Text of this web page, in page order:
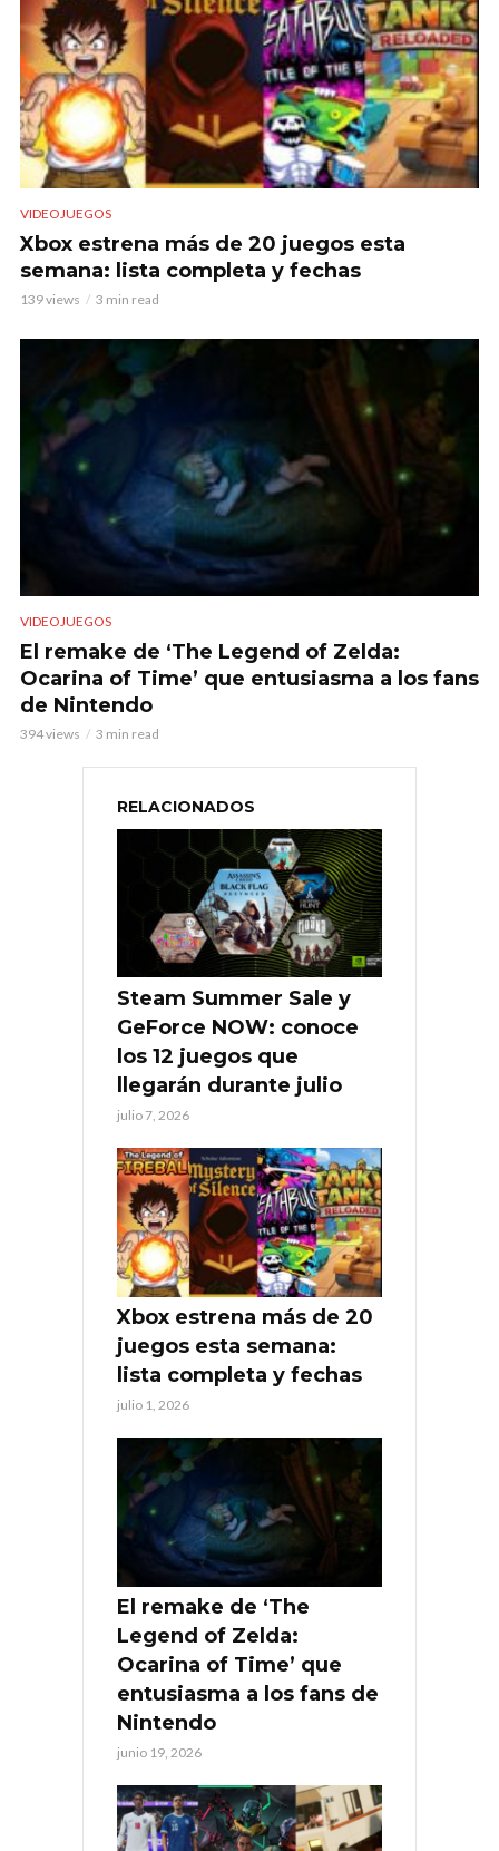
VIDEOJUEGOS
Xbox estrena más de 20 juegos esta
semana: lista completa y fechas
139 views 3 min read
VIDEOJUEGOS
El remake de ‘The Legend of Zelda:
Ocarina of Time’ que entusiasma a los fans
de Nintendo
394 views 3 min read
RELACIONADOS
Steam Summer Sale y
GeForce NOW: conoce
los 12 juegos que
llegarán durante julio
julio 7, 2026
Xbox estrena más de 20
juegos esta semana:
lista completa y fechas
julio 1, 2026
El remake de ‘The
Legend of Zelda:
Ocarina of Time’ que
entusiasma a los fans de
Nintendo
junio 19, 2026